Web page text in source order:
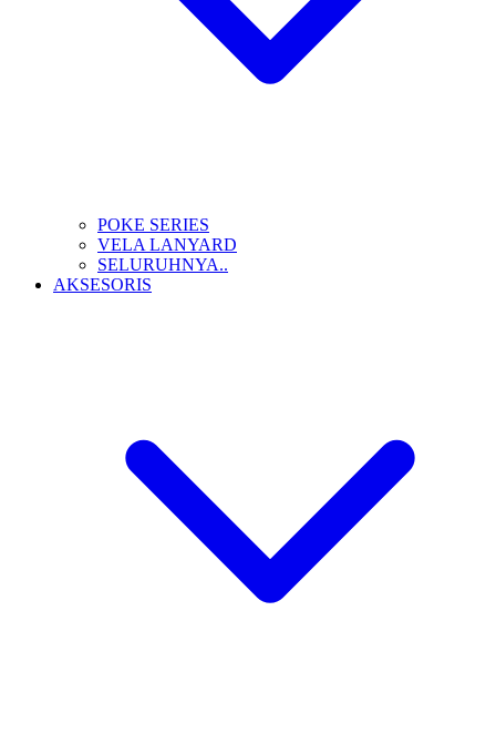
POKE SERIES
VELA LANYARD
SELURUHNYA..
AKSESORIS